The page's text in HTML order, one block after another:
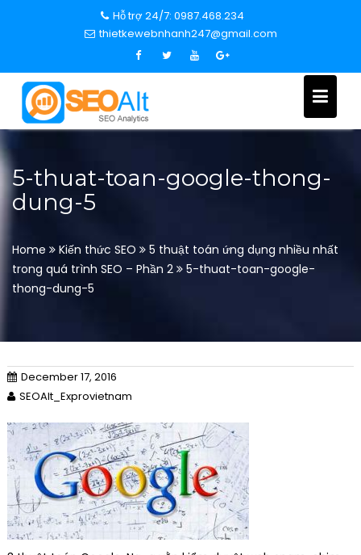
c
o
n
Hỗ trợ 24/7: 0987.468.234
thietkewebnhanh247@gmail.com
5-thuat-toan-google-thong-
dung-5
Home Kiến thức SEO
5 thuật toán ứng dụng nhiều nhất
trong quá trình SEO – Phần 2
5-thuat-toan-google-
thong-dung-5
December 17, 2016
SEOAlt_Exprovietnam